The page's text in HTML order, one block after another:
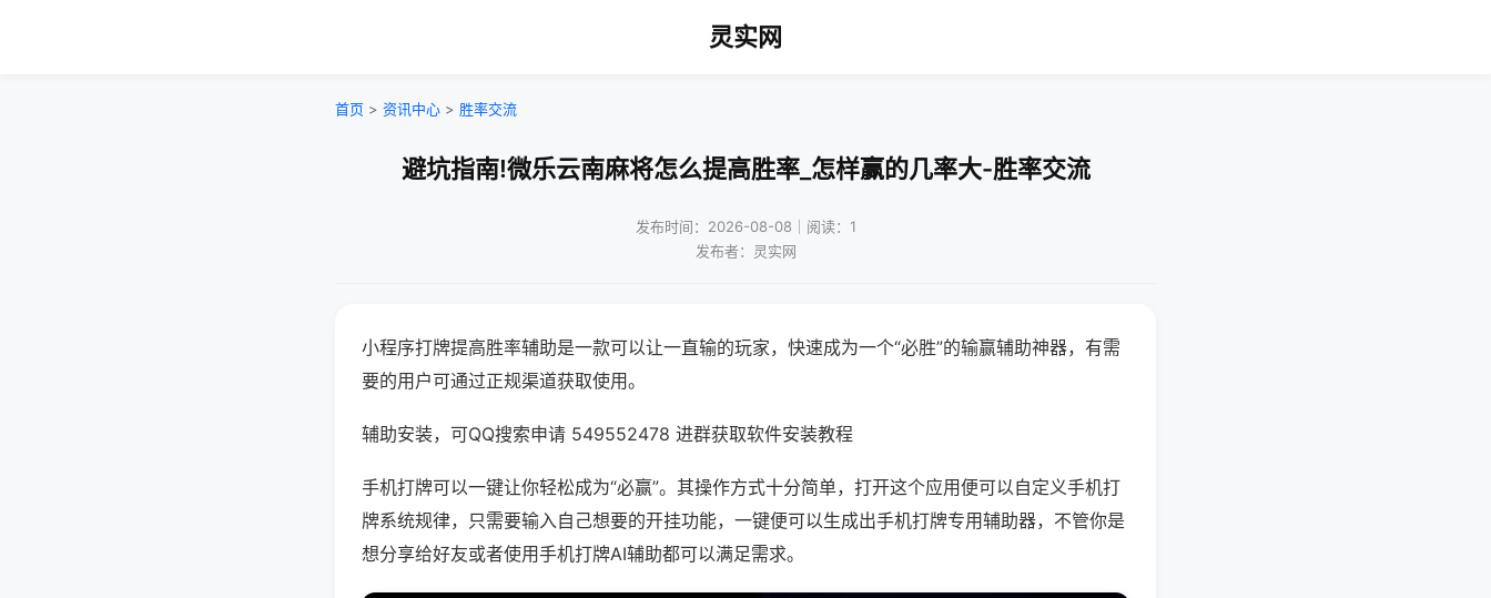
灵实网
首页 > 资讯中心 > 胜率交流
避坑指南!微乐云南麻将怎么提高胜率_怎样赢的几率大-胜率交流
发布时间：2026-08-08｜阅读：1
发布者：灵实网
小程序打牌提高胜率辅助是一款可以让一直输的玩家，快速成为一个“必胜”的输赢辅助神器，有需
要的用户可通过正规渠道获取使用。
辅助安装，可QQ搜索申请 549552478 进群获取软件安装教程
手机打牌可以一键让你轻松成为“必赢”。其操作方式十分简单，打开这个应用便可以自定义手机打
牌系统规律，只需要输入自己想要的开挂功能，一键便可以生成出手机打牌专用辅助器，不管你是
想分享给好友或者使用手机打牌AI辅助都可以满足需求。